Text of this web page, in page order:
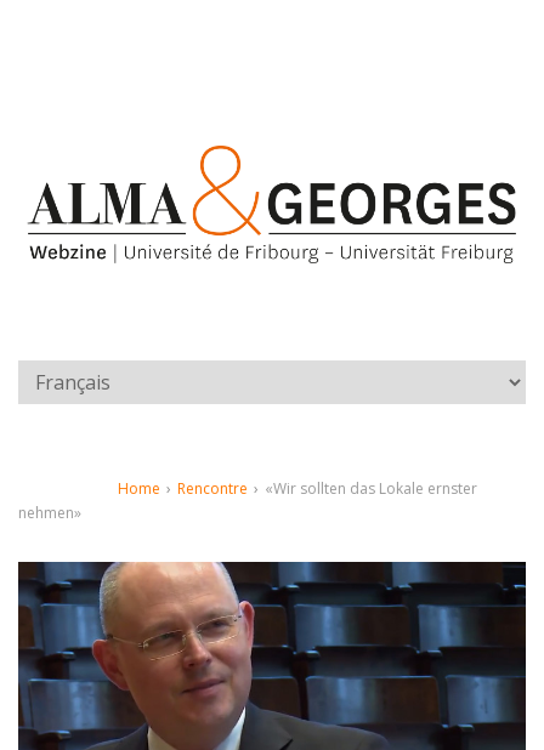
Home › Rencontre › «Wir sollten das Lokale ernster
nehmen»